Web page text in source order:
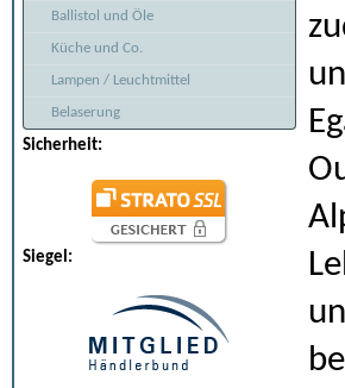
Ballistol und Öle
Küche und Co.
Lampen / Leuchtmittel
Belaserung
Sicherheit:
Siegel: